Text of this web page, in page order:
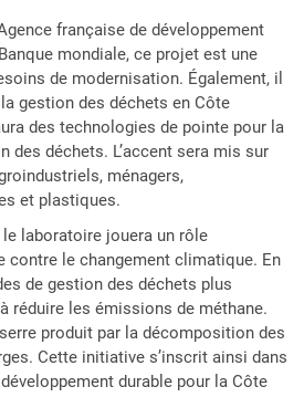
française de développement
mondiale, ce projet est une
de modernisation. Également, il
gestion des déchets en Côte
des technologies de pointe pour la
des déchets. L’accent sera mis sur
ménagers,
et plastiques.
le laboratoire jouera un rôle
contre le changement climatique. En
de gestion des déchets plus
réduire les émissions de méthane.
produit par la décomposition des
Cette initiative s’inscrit ainsi dans
durable pour la Côte